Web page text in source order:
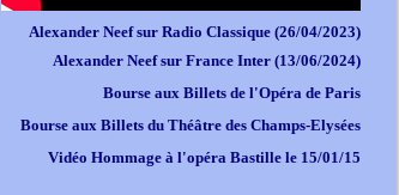
Alexander Neef sur Radio Classique (26/04/2023)
Alexander Neef sur France Inter (13/06/2024)
Bourse aux Billets de l'Opéra de Paris
Bourse aux Billets du Théâtre des Champs-Elysées
Vidéo Hommage à l'opéra Bastille le 15/01/15